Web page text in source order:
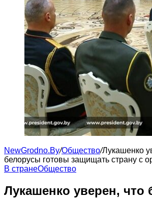
NewGrodno.By/Общество/Лукашенко
белорусы готовы защищать страну с
В странеОбщество
Лукашенко уверен, что